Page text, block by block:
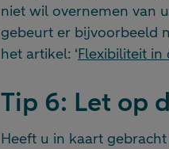
niet wil overnemen van
gebeurt er bijvoorbeeld
het artikel: ‘Flexibiliteit
Tip 6: Let op
Heeft u in kaart